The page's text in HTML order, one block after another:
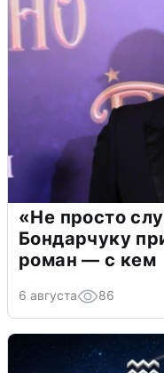
«Не просто
Бондарчуку
роман — с кем
6 августа 86